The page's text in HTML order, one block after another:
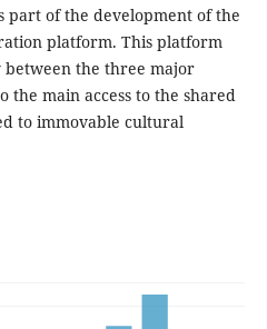
part of the development of the
platform. This platform
the three major
the main access to the shared
to immovable cultural